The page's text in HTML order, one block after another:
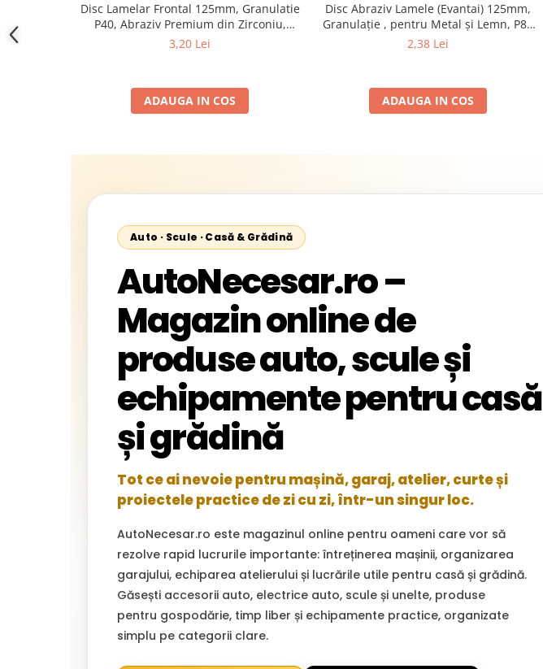
Disc Lamelar Frontal 125mm, Granulatie
P40, Abraziv Premium din Zirconiu,
Prindere 22.23mm, Viteza Maxima 13300
3,20 Lei
ADAUGA IN COS
Disc Abraziv Lamele (Evantai) 125mm,
Granulație , pentru Metal și Lemn, P80
125x22.2mm
2,38 Lei
ADAUGA IN COS
Auto · Scule · Casă & Grădină
AutoNecesar.ro –
Magazin online de
produse auto, scule și
echipamente pentru casă
și grădină
Tot ce ai nevoie pentru mașină, garaj, atelier, curte și
proiectele practice de zi cu zi, într-un singur loc.
AutoNecesar.ro este magazinul online pentru oameni care vor să
rezolve rapid lucrurile importante: întreținerea mașinii, organizarea
garajului, echiparea atelierului și lucrările utile pentru casă și grădină.
Găsești accesorii auto, electrice auto, scule și unelte, produse
pentru gospodărie, timp liber și echipamente practice, organizate
simplu pe categorii clare.